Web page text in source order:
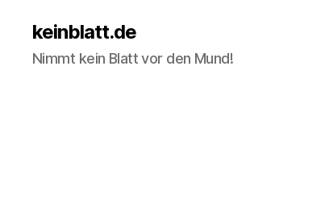
keinblatt.de
Nimmt kein Blatt vor den Mund!